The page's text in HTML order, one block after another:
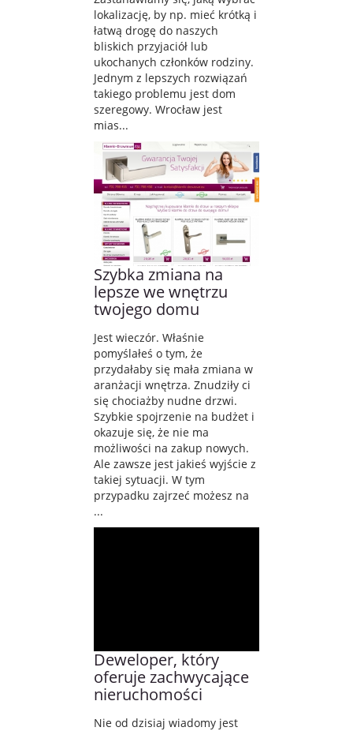
lokalizację, by np. mieć krótką i
łatwą drogę do naszych
bliskich przyjaciół lub
ukochanych członków rodziny.
Jednym z lepszych rozwiązań
takiego problemu jest dom
szeregowy. Wrocław jest
mias...
Szybka zmiana na
lepsze we wnętrzu
twojego domu
Jest wieczór. Właśnie
pomyślałeś o tym, że
przydałaby się mała zmiana w
aranżacji wnętrza. Znudziły ci
się chociażby nudne drzwi.
Szybkie spojrzenie na budżet i
okazuje się, że nie ma
możliwości na zakup nowych.
Ale zawsze jest jakieś wyjście z
takiej sytuacji. W tym
przypadku zajrzeć możesz na
...
Deweloper, który
oferuje zachwycające
nieruchomości
Nie od dzisiaj wiadomy jest